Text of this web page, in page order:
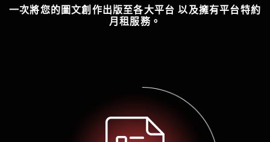
一次將您的圖文創作出版至各大平台 以及擁有平台特約
月租服務。